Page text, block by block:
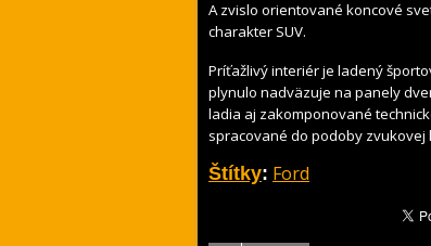
A zvislo orientované koncové
charakter SUV.
Príťažlivý interiér je ladený
plynulo nadväzuje na panely
ladia aj zakomponované
spracované do podoby zvukovej
Štítky: Ford